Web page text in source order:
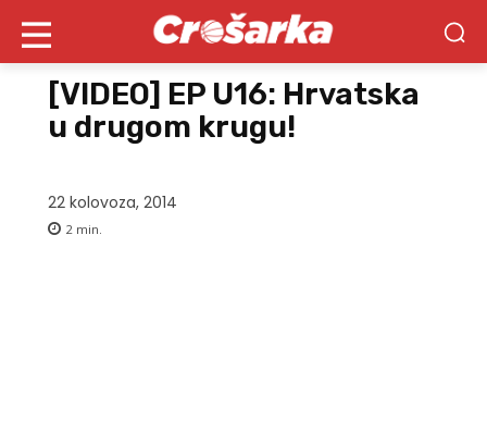
[VIDEO] EP U16: Hrvatska
u drugom krugu!
22 kolovoza, 2014
2 min.